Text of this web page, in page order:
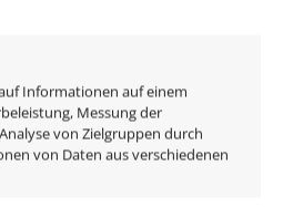
Informationen auf einem
Messung der
von Zielgruppen durch
von Daten aus verschiedenen